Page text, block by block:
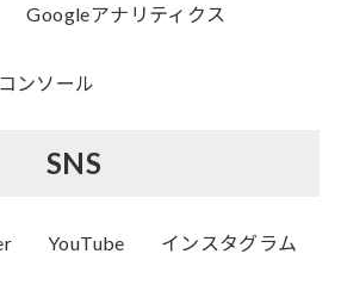
Googleアナリティクス
ンソール
SNS
YouTube インスタグラム